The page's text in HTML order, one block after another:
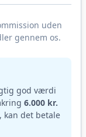
uden
gennem os.
god værdi
6.000 kr.
det betale